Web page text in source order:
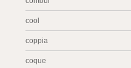
cool
coppia
coque